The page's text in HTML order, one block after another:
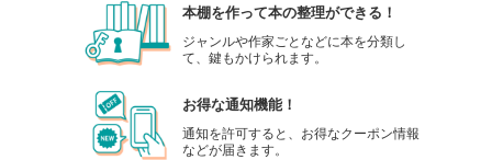
本棚を作って本の整理ができる！
ジャンルや作家ごとなどに本を分類し
て、鍵もかけられます。
お得な通知機能！
通知を許可すると、お得なクーポン情報
などが届きます。